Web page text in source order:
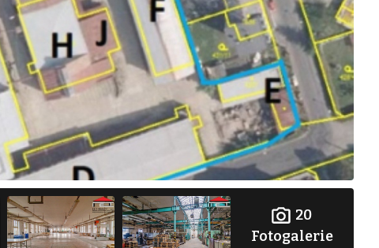
20
Fotogalerie